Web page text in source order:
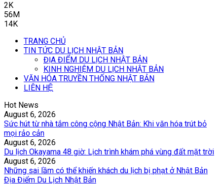
2K
56M
14K
TRANG CHỦ
TIN TỨC DU LỊCH NHẬT BẢN
ĐỊA ĐIỂM DU LỊCH NHẬT BẢN
KINH NGHIỆM DU LỊCH NHẬT BẢN
VĂN HÓA TRUYỀN THỐNG NHẬT BẢN
LIÊN HỆ
Hot News
August 6, 2026
Sức hút từ nhà tắm công cộng Nhật Bản: Khi văn hóa trút bỏ
mọi rảo cản
August 6, 2026
Du lịch Okayama 48 giờ: Lịch trình khám phá vùng đất mặt trời
August 6, 2026
Những sai lầm có thể khiến khách du lịch bị phạt ở Nhật Bản
Địa Điểm Du Lịch Nhật Bản